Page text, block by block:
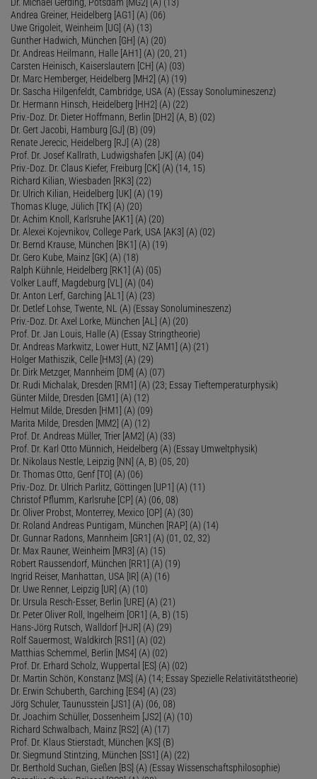
Andrea Greiner, Heidelberg [AG1] (A) (06)
Uwe Grigoleit, Weinheim [UG] (A) (13)
Gunther Hadwich, München [GH] (A) (20)
Dr. Andreas Heilmann, Halle [AH1] (A) (20, 21)
Carsten Heinisch, Kaiserslautern [CH] (A) (03)
Dr. Marc Hemberger, Heidelberg [MH2] (A) (19)
Dr. Sascha Hilgenfeldt, Cambridge, USA (A) (Essay Sonolumineszenz)
Dr. Hermann Hinsch, Heidelberg [HH2] (A) (22)
Priv.-Doz. Dr. Dieter Hoffmann, Berlin [DH2] (A, B) (02)
Dr. Gert Jacobi, Hamburg [GJ] (B) (09)
Renate Jerecic, Heidelberg [RJ] (A) (28)
Prof. Dr. Josef Kallrath, Ludwigshafen [JK] (A) (04)
Priv.-Doz. Dr. Claus Kiefer, Freiburg [CK] (A) (14, 15)
Richard Kilian, Wiesbaden [RK3] (22)
Dr. Ulrich Kilian, Heidelberg [UK] (A) (19)
Thomas Kluge, Jülich [TK] (A) (20)
Dr. Achim Knoll, Karlsruhe [AK1] (A) (20)
Dr. Alexei Kojevnikov, College Park, USA [AK3] (A) (02)
Dr. Bernd Krause, München [BK1] (A) (19)
Dr. Gero Kube, Mainz [GK] (A) (18)
Ralph Kühnle, Heidelberg [RK1] (A) (05)
Volker Lauff, Magdeburg [VL] (A) (04)
Dr. Anton Lerf, Garching [AL1] (A) (23)
Dr. Detlef Lohse, Twente, NL (A) (Essay Sonolumineszenz)
Priv.-Doz. Dr. Axel Lorke, München [AL] (A) (20)
Prof. Dr. Jan Louis, Halle (A) (Essay Stringtheorie)
Dr. Andreas Markwitz, Lower Hutt, NZ [AM1] (A) (21)
Holger Mathiszik, Celle [HM3] (A) (29)
Dr. Dirk Metzger, Mannheim [DM] (A) (07)
Dr. Rudi Michalak, Dresden [RM1] (A) (23; Essay Tieftemperaturphysik)
Günter Milde, Dresden [GM1] (A) (12)
Helmut Milde, Dresden [HM1] (A) (09)
Marita Milde, Dresden [MM2] (A) (12)
Prof. Dr. Andreas Müller, Trier [AM2] (A) (33)
Prof. Dr. Karl Otto Münnich, Heidelberg (A) (Essay Umweltphysik)
Dr. Nikolaus Nestle, Leipzig [NN] (A, B) (05, 20)
Dr. Thomas Otto, Genf [TO] (A) (06)
Priv.-Doz. Dr. Ulrich Parlitz, Göttingen [UP1] (A) (11)
Christof Pflumm, Karlsruhe [CP] (A) (06, 08)
Dr. Oliver Probst, Monterrey, Mexico [OP] (A) (30)
Dr. Roland Andreas Puntigam, München [RAP] (A) (14)
Dr. Gunnar Radons, Mannheim [GR1] (A) (01, 02, 32)
Dr. Max Rauner, Weinheim [MR3] (A) (15)
Robert Raussendorf, München [RR1] (A) (19)
Ingrid Reiser, Manhattan, USA [IR] (A) (16)
Dr. Uwe Renner, Leipzig [UR] (A) (10)
Dr. Ursula Resch-Esser, Berlin [URE] (A) (21)
Dr. Peter Oliver Roll, Ingelheim [OR1] (A, B) (15)
Hans-Jörg Rutsch, Walldorf [HJR] (A) (29)
Rolf Sauermost, Waldkirch [RS1] (A) (02)
Matthias Schemmel, Berlin [MS4] (A) (02)
Prof. Dr. Erhard Scholz, Wuppertal [ES] (A) (02)
Dr. Martin Schön, Konstanz [MS] (A) (14; Essay Spezielle Relativitätstheorie)
Dr. Erwin Schuberth, Garching [ES4] (A) (23)
Jörg Schuler, Taunusstein [JS1] (A) (06, 08)
Dr. Joachim Schüller, Dossenheim [JS2] (A) (10)
Richard Schwalbach, Mainz [RS2] (A) (17)
Prof. Dr. Klaus Stierstadt, München [KS] (B)
Dr. Siegmund Stintzing, München [SS1] (A) (22)
Dr. Berthold Suchan, Gießen [BS] (A) (Essay Wissenschaftsphilosophie)